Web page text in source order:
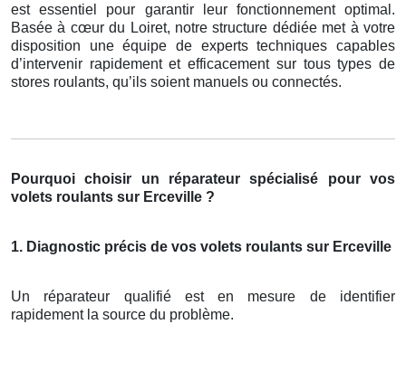
est essentiel pour garantir leur fonctionnement optimal.
Basée à cœur du Loiret, notre structure dédiée met à votre
disposition une équipe de experts techniques capables
d’intervenir rapidement et efficacement sur tous types de
stores roulants, qu’ils soient manuels ou connectés.
Pourquoi choisir un réparateur spécialisé pour vos
volets roulants sur Erceville ?
1. Diagnostic précis de vos volets roulants sur Erceville
Un réparateur qualifié est en mesure de identifier
rapidement la source du problème.